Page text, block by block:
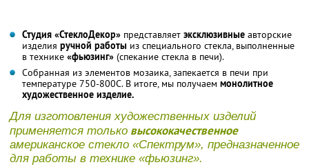
Студия «СтеклоДекор» представляет эксклюзивные авторские
изделия ручной работы из специального стекла, выполненные
в технике «фьюзинг» (спекание стекла в печи).
Собранная из элементов мозаика, запекается в печи при
температуре 750-800С. В итоге, мы получаем монолитное
художественное изделие.
Для изготовления художественных изделий
применяется только высококачественное
американское стекло «Спектрум», предназначенное
для работы в технике «фьюзинг».